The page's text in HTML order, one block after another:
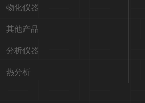
物化仪器
其他产品
分析仪器
热分析